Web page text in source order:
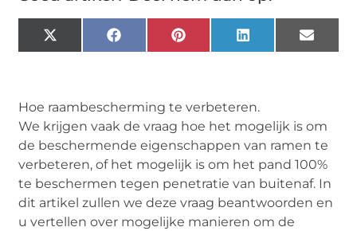
X
(Twitter)
FacebookPinterest LinkedIn Email
Hoe raambescherming te verbeteren.
We krijgen vaak de vraag hoe het mogelijk is om
de beschermende eigenschappen van ramen te
verbeteren, of het mogelijk is om het pand 100%
te beschermen tegen penetratie van buitenaf. In
dit artikel zullen we deze vraag beantwoorden en
u vertellen over mogelijke manieren om de